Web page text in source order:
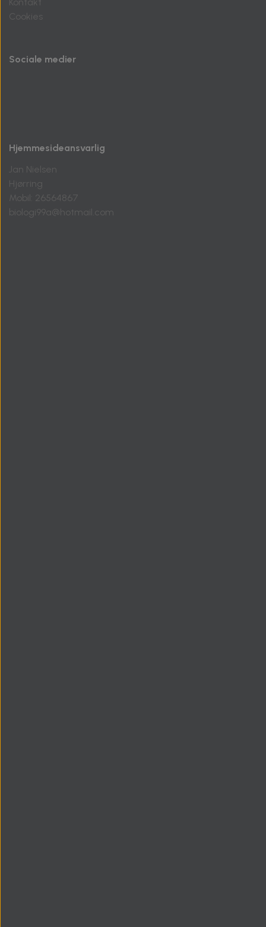
Cookies
Sociale medier
Hjemmesideansvarlig
Jan Nielsen
Hjørring
Mobil: 26564867
biologi99a@hotmail.com